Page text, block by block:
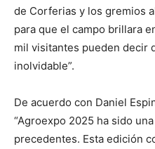
de Corferias y los gremios
para que el campo brillara
mil visitantes pueden decir
inolvidable”.
De acuerdo con Daniel
“Agroexpo 2025 ha sido
precedentes. Esta edición